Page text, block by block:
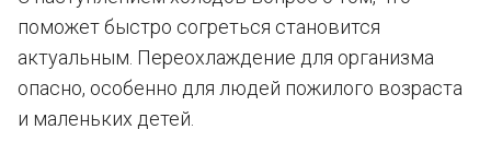
поможет быстро согреться становится
актуальным. Переохлаждение для организма
опасно, особенно для людей пожилого возраста
и маленьких детей.